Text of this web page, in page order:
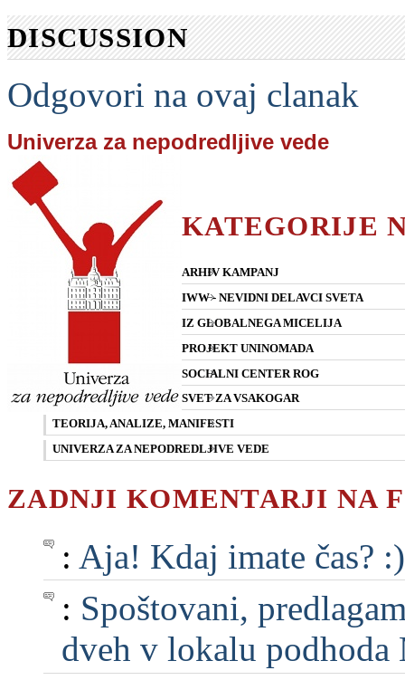
DISCUSSION
Odgovori na ovaj clanak
Univerza za nepodredljive vede
KATEGORIJE
ARHIV KAMPANJ
IWW - NEVIDNI DELAVCI SVETA
IZ GLOBALNEGA MICELIJA
PROJEKT UNINOMADA
SOCIALNI CENTER ROG
SVET ZA VSAKOGAR
TEORIJA, ANALIZE, MANIFESTI
UNIVERZA ZA NEPODREDLJIVE VEDE
ZADNJI KOMENTARJI NA
: Aja! Kdaj imate čas?
: Spoštovani,
dveh v lokalu